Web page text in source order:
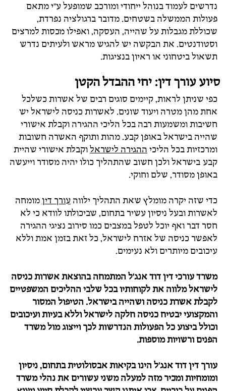
נדרשים לעמוד בנוהל ייחודי ומורכב שמופעל ע"י מתאם
פעולות הממשלה בשטחים. מדובר ברגולציה נפרדת,
שכוללת מגבלות על שהייה, העסקה, ואפילו מכסות למרצים
וסטודנטים. את הבקשה יש להגיש מראש ולעיתים נדרש
תשאול ביטחוני או ראיון בנציגות.
סיוע עורך דין: יחי ההבדל הקטן
כפי שניתן לראות, קיימים סוגים רבים של אשרות כשלכל
אחת מהן מטרה ויעוד שונים. לאשרות כניסה לישראל יש
חשיבות ומשמעות רבה בכל הליכי ההגירה וקבלת אישורי
שהייה בישראל באופן קבע. מהות ותוקף האשרה חשובות
ומרכזיות בכל הליכי ההגירה לישראלוקבלת אישורי שהיית
קבע בישראל ולכן חשוב שהתהליך כולו יהיה מסודר וייעשה
באופן מסודר, שלם וחוקי.
כדי שזה יקרה מומלץ שאת התהליך ילווה עורך דיןמומחה
לאשרות ובעל ניסיון עשיר בתחום, שביכולתו לוודא כי לא
חסר דבר ואף יוכל לטפל במצבים כמו סירוב נציגי ההגירה
לאפשר כניסה של אזרח לישראל, כל זאת בזמן אמת וללא
עיכובים מיותרים ולא נעימים.
משרד עורכי דין דוד אנג'ל המתמחה בהוצאת אשרות כניסה
לישראל מלווה את לקוחותיו בכל שלבי ההליכים המשפטיים
לקבלת אשרת כניסה ושהייה בישראל. הטיפול המסור
והמקצועי יבטיח כניסה חלקה לישראל וללא בעיות ועיכובים
וכולל ביצוע כל הפעולות הנדרשות לכך וייצוג מול משרד
הפנים ורשויות מוספות.
עורך דין דוד אנג'ל הינו בקיאות אבסולוטית בתחום, ניסיון
ומומחיות ומכיר מזה למעלה משני עשורים את נהלי משרד